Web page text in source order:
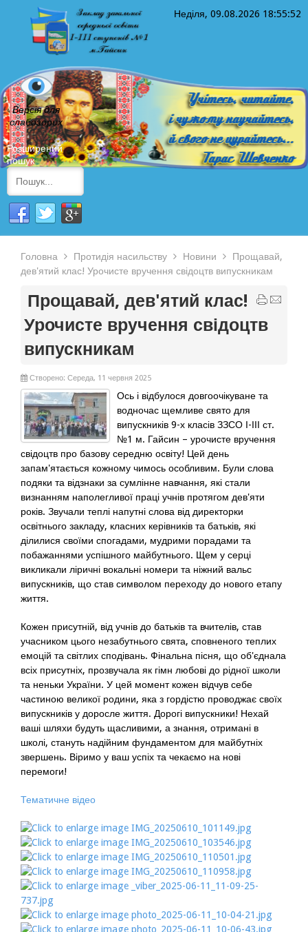
Неділя, 09.08.2026 18:55:53
Версія для
слабозорих
Розширений
пошук
Головна Протидія насильству Новини
Прощавай,
дев'ятий клас! Урочисте вручення свідоцтв випускникам
Прощавай, дев'ятий клас!
Урочисте вручення свідоцтв
випускникам
Створено: Середа, 11 червня 2025
Ось і відбулося довгоочікуване та
водночас щемливе свято для
випускників 9-х класів ЗЗСО І-ІІІ ст.
№1 м. Гайсин – урочисте вручення
свідоцтв про базову середню освіту! Цей день
запам'ятається кожному чимось особливим. Були слова
подяки та відзнаки за сумлінне навчання, які стали
визнанням наполегливої праці учнів протягом дев'яти
років. Звучали теплі напутні слова від директорки
освітнього закладу, класних керівників та батьків, які
ділилися своїми спогадами, мудрими порадами та
побажаннями успішного майбутнього. Щем у серці
викликали ліричні вокальні номери та ніжний вальс
випускників, що став символом переходу до нового етапу
життя.
Кожен присутній, від учнів до батьків та вчителів, став
учасником цього незабутнього свята, сповненого теплих
емоцій та світлих сподівань. Фінальна пісня, що об'єднала
всіх присутніх, прозвучала як гімн любові до рідної школи
та неньки України. У цей момент кожен відчув себе
частиною великої родини, яка з гордістю проводжає своїх
випускників у доросле життя. Дорогі випускники! Нехай
ваші шляхи будуть щасливими, а знання, отримані в
школі, стануть надійним фундаментом для майбутніх
звершень. Віримо у ваш успіх та чекаємо на нові
перемоги!
Тематичне відео